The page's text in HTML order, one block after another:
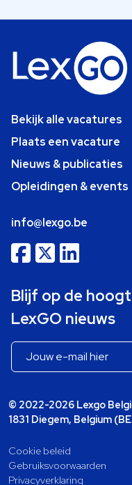
Bekijk alle vacatures
Plaats een vacature
Nieuws & publicaties
Opleidingen & events
info@lexgo.be
Blijf op de
LexGO nieuws
© 2022-2026 Lexgo
1831 Diegem, Belgium
Cookie beleid
Gebruiksvoorwaarden
Privacyverklaring